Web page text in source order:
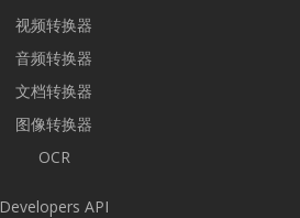
视频转换器
音频转换器
文档转换器
图像转换器
OCR
Developers API